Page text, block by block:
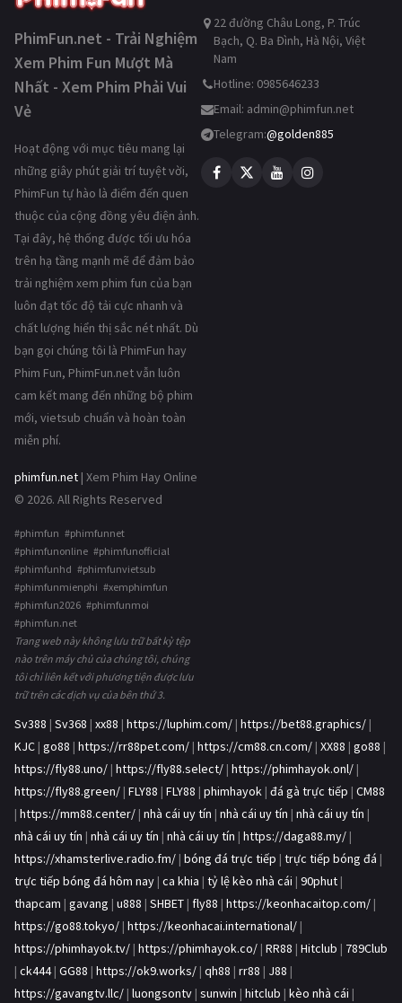
PhimFun.net - Trải Nghiệm
Xem Phim Fun Mượt Mà
Nhất - Xem Phim Phải Vui
Vẻ
Hoạt động với mục tiêu mang lại
những giây phút giải trí tuyệt vời,
PhimFun tự hào là điểm đến quen
thuộc của cộng đồng yêu điện ảnh.
Tại đây, hệ thống được tối ưu hóa
trên hạ tầng mạnh mẽ để đảm bảo
trải nghiệm xem phim fun của bạn
luôn đạt tốc độ tải cực nhanh và
chất lượng hiển thị sắc nét nhất. Dù
bạn gọi chúng tôi là PhimFun hay
Phim Fun, PhimFun.net vẫn luôn
cam kết mang đến những bộ phim
mới, vietsub chuẩn và hoàn toàn
miễn phí.
phimfun.net | Xem Phim Hay Online
© 2026. All Rights Reserved
#phimfun #phimfunnet
#phimfunonline #phimfunofficial
#phimfunhd #phimfunvietsub
#phimfunmienphi #xemphimfun
#phimfun2026 #phimfunmoi
#phimfun.net
Trang web này không lưu trữ bất kỳ tệp
nào trên máy chủ của chúng tôi, chúng
tôi chỉ liên kết với phương tiện được lưu
trữ trên các dịch vụ của bên thứ 3.
22 đường Châu Long, P. Trúc
Bạch, Q. Ba Đình, Hà Nội, Việt
Nam
Hotline: 0985646233
Email: admin@phimfun.net
Telegram:@golden885
Sv388 | Sv368 | xx88 | https://luphim.com/ | https://bet88.graphics/ |
KJC | go88 | https://rr88pet.com/ | https://cm88.cn.com/ | XX88 | go88 |
https://fly88.uno/ | https://fly88.select/ | https://phimhayok.onl/ |
https://fly88.green/ | FLY88 | FLY88 | phimhayok | đá gà trực tiếp | CM88
| https://mm88.center/ | nhà cái uy tín | nhà cái uy tín | nhà cái uy tín |
nhà cái uy tín | nhà cái uy tín | nhà cái uy tín | https://daga88.my/ |
https://xhamsterlive.radio.fm/ | bóng đá trực tiếp | trực tiếp bóng đá |
trực tiếp bóng đá hôm nay | ca khia | tỷ lệ kèo nhà cái | 90phut |
thapcam | gavang | u888 | SHBET | fly88 | https://keonhacaitop.com/ |
https://go88.tokyo/ | https://keonhacai.international/ |
https://phimhayok.tv/ | https://phimhayok.co/ | RR88 | Hitclub | 789Club
| ck444| GG88 | https://ok9.works/ | qh88 | rr88 | J88 |
https://gavangtv.llc/ | luongsontv | sunwin | hitclub | kèo nhà cái |